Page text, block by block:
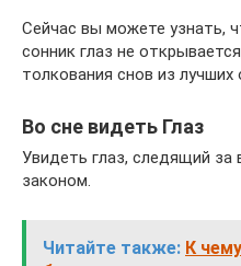
Сейчас вы можете узнать,
сонник глаз не
толкования снов из лучших
Во сне видеть Глаз
Увидеть глаз, следящий за
законом.
Читайте также: К